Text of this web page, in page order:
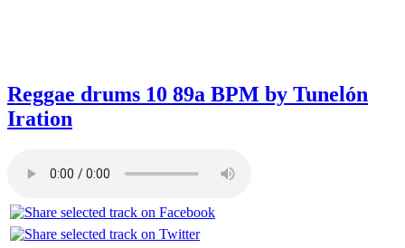
Reggae drums 10 89a BPM by Tunelón
Iration